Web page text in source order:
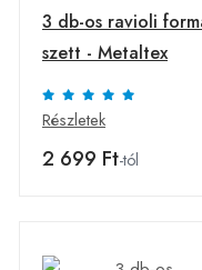
3 db-os ravioli
szett - Metaltex
Részletek
2 699 Ft-tól